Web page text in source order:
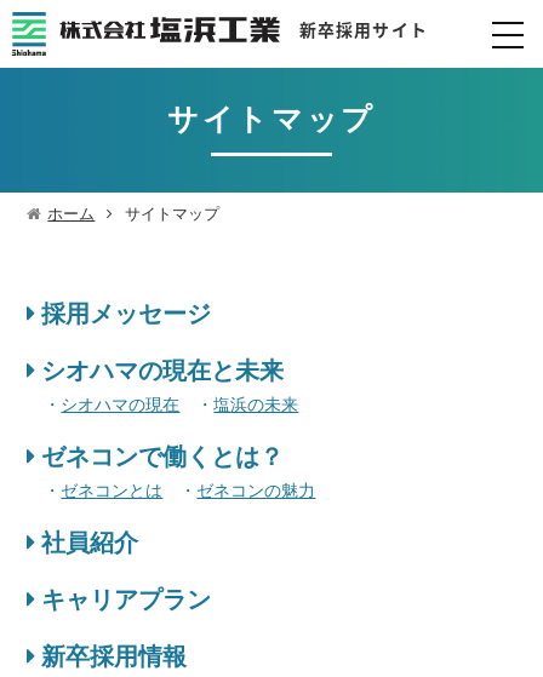
サイトマップ
ホーム サイトマップ
採用メッセージ
シオハマの現在と未来
シオハマの現在 塩浜の未来
ゼネコンで働くとは？
ゼネコンとは ゼネコンの魅力
社員紹介
キャリアプラン
新卒採用情報